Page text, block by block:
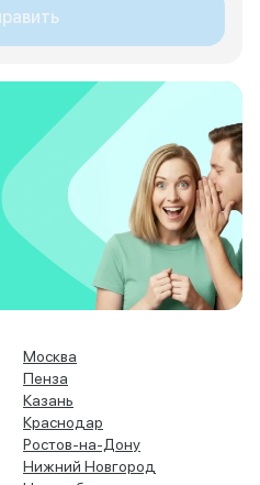
Москва
Пенза
Казань
Краснодар
Ростов-на-Дону
Нижний Новгород